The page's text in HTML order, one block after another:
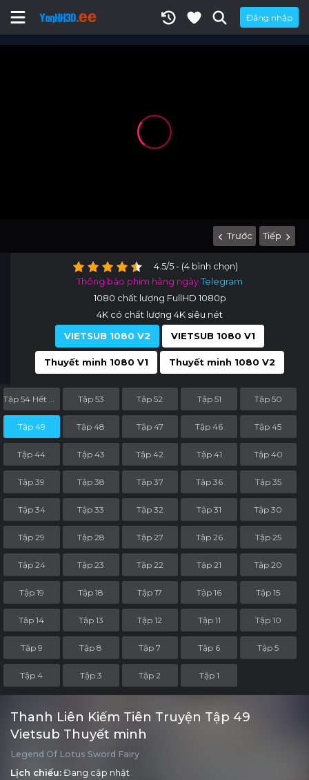
Đăng nhập
Trước Tiếp
4.5/5 - (4 bình chọn)
Thông báo phim hằng ngàyTelegram
1080 chất lượng FullHD 1080p
4K có chất lượng 4K siêu nét
VIETSUB 1080 V2
VIETSUB 1080 V1
Thuyết minh 1080 V1 Thuyết minh 1080 V2
Tập 53 Tập 52 Tập 51 Tập 50
Tập 49 Tập 48 Tập 47 Tập 46 Tập 45
Tập 44 Tập 43 Tập 42 Tập 41 Tập 40
Tập 39 Tập 38 Tập 37 Tập 36 Tập 35
Tập 34 Tập 33 Tập 32 Tập 31 Tập 30
Tập 29 Tập 28 Tập 27 Tập 26 Tập 25
Tập 24 Tập 23 Tập 22 Tập 21 Tập 20
Tập 19 Tập 18 Tập 17 Tập 16 Tập 15
Tập 14 Tập 13 Tập 12 Tập 11 Tập 10
Tập 9 Tập 8 Tập 7 Tập 6 Tập 5
Tập 4 Tập 3 Tập 2 Tập 1
Thanh Liên Kiếm Tiên Truyện Tập 49
Vietsub Thuyết minh
Legend Of Lotus Sword Fairy
Lịch chiếu:Đang cập nhật